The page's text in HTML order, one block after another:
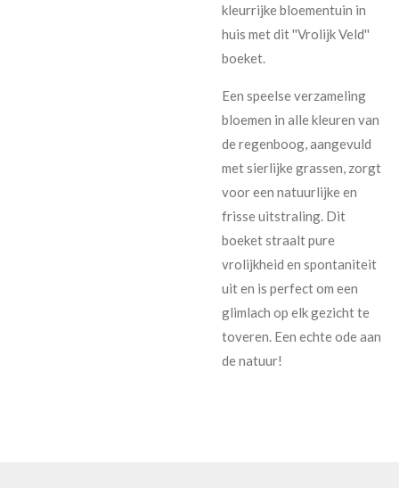
kleurrijke bloementuin in
huis met dit ''Vrolijk Veld''
boeket.
Een speelse verzameling
bloemen in alle kleuren van
de regenboog, aangevuld
met sierlijke grassen, zorgt
voor een natuurlijke en
frisse uitstraling. Dit
boeket straalt pure
vrolijkheid en spontaniteit
uit en is perfect om een
glimlach op elk gezicht te
toveren. Een echte ode aan
de natuur!